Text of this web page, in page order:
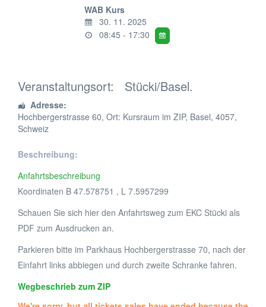
WAB Kurs
30. 11. 2025
08:45 - 17:30
Veranstaltungsort: Stücki/Basel.
Adresse:
Hochbergerstrasse 60, Ort: Kursraum im ZIP, Basel, 4057,
Schweiz
Beschreibung:
Anfahrtsbeschreibung
Koordinaten B 47.578751 , L 7.5957299
Schauen Sie sich hier den Anfahrtsweg zum EKC Stücki als
PDF zum Ausdrucken an.
Parkieren bitte im Parkhaus Hochbergerstrasse 70, nach der
Einfahrt links abbiegen und durch zweite Schranke fahren.
Wegbeschrieb zum ZIP